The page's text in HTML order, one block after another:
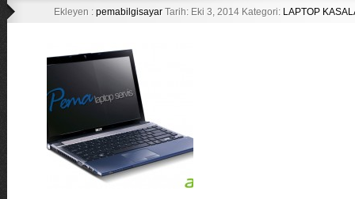
Ekleyen : pemabilgisayarTarih: Eki 3, 2014 Kategori: LAPTOP